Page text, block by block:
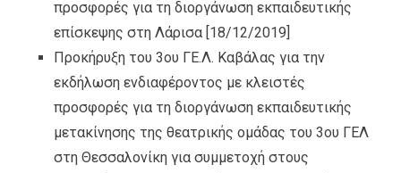
προσφορές για τη διοργάνωση εκπαιδευτικής
επίσκεψης στη Λάρισα [18/12/2019]
Προκήρυξη του 3ου ΓΕ.Λ. Καβάλας για την
εκδήλωση ενδιαφέροντος με κλειστές
προσφορές για τη διοργάνωση εκπαιδευτικής
μετακίνησης της θεατρικής ομάδας του 3ου ΓΕΛ
στη Θεσσαλονίκη για συμμετοχή στους